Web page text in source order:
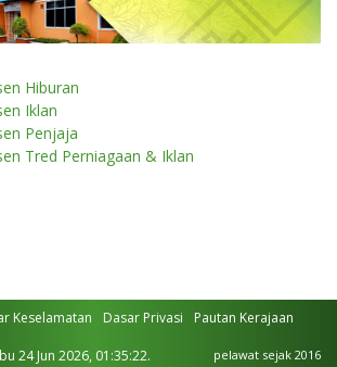
Hiburan
Iklan
Penjaja
Tred Perniagaan & Iklan
Keselamatan Dasar Privasi Pautan Kerajaan
24 Jun 2026, 01:35:22. pelawat sejak 2016